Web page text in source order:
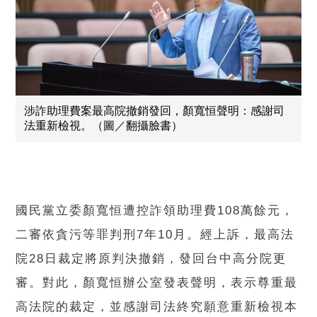
涉詐助理費案最高院撤銷發回，顏寬恒聲明：感謝司
法重新檢視。（圖／翻攝臉書）
國民黨立委顏寬恒遭控詐領助理費108萬餘元，
二審依貪污等罪判刑7年10月。經上訴，最高法
院28日裁定將原判決撤銷，發回台中高分院更
審。對此，顏寬恒辦公室發表聲明，表示尊重最
高法院的裁定，並感謝司法終究願意重新檢視本